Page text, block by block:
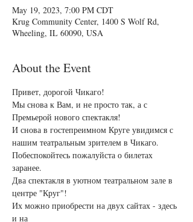
May 19, 2023, 7:00 PM CDT
Krug Community Center, 1400 S Wolf Rd,
Wheeling, IL 60090, USA
About the Event
Привет, дорогой Чикаго!
Мы снова к Вам, и не просто так, а с
Премьерой нового спектакля!
И снова в гостепреимном Круге увидимся с
нашим театральным зрителем в Чикаго.
Побеспокойтесь пожалуйста о билетах
заранее.
Два спектакля в уютном театральном зале в
центре "Круг"!
Их можно приобрести на двух сайтах - здесь